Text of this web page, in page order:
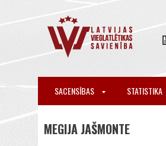
SACENSĪBAS STATISTIKA
MEGIJA JAŠMONTE